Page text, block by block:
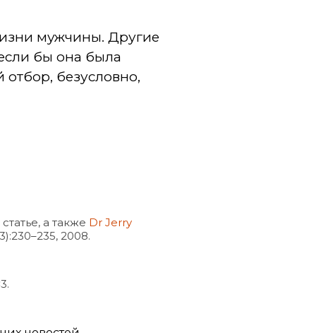
мужчины. Другие
бы она была
отбор, безусловно,
а также Dr Jerry
2008.